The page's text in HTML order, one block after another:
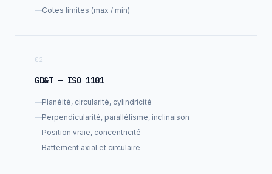
—Cotes limites (max / min)
02
GD&T — ISO 1101
—Planéité, circularité, cylindricité
—Perpendicularité, parallélisme, inclinaison
—Position vraie, concentricité
—Battement axial et circulaire